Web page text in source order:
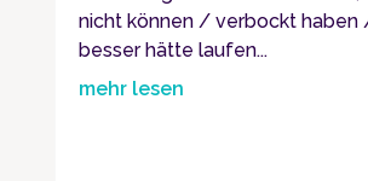
nicht können / verbockt haben
besser hätte laufen...
mehr lesen